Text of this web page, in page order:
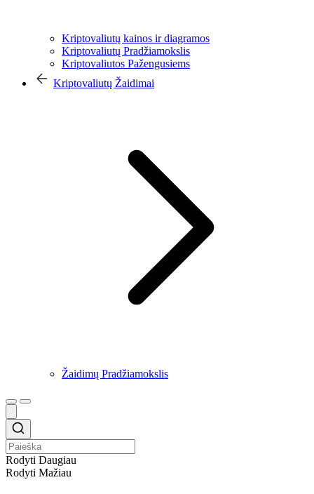
Kriptovaliutų kainos ir diagramos
Kriptovaliutų Pradžiamokslis
Kriptovaliutos Pažengusiems
Kriptovaliutų Žaidimai
Žaidimų Pradžiamokslis
Rodyti Daugiau
Rodyti Mažiau